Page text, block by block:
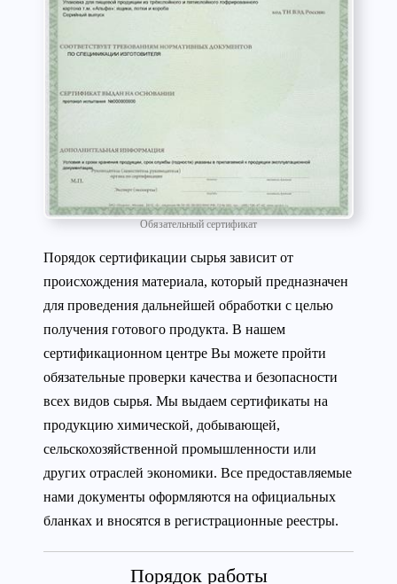
Обязательный сертификат
Порядок сертификации сырья зависит от
происхождения материала, который предназначен
для проведения дальнейшей обработки с целью
получения готового продукта. В нашем
сертификационном центре Вы можете пройти
обязательные проверки качества и безопасности
всех видов сырья. Мы выдаем сертификаты на
продукцию химической, добывающей,
сельскохозяйственной промышленности или
других отраслей экономики. Все предоставляемые
нами документы оформляются на официальных
бланках и вносятся в регистрационные реестры.
Порядок работы